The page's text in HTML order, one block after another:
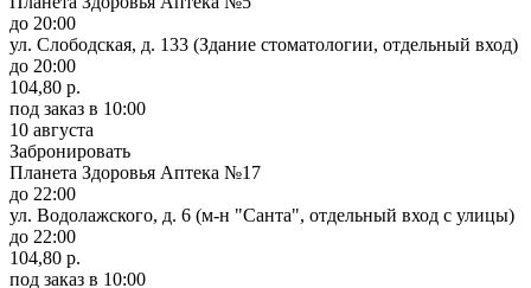
до 20:00
ул. Слободская, д. 133 (Здание стоматологии, отдельный вход)
до 20:00
104,80 р.
под заказ в 10:00
10 августа
Забронировать
Планета Здоровья Аптека №17
до 22:00
ул. Водолажского, д. 6 (м-н "Санта", отдельный вход с улицы)
до 22:00
104,80 р.
под заказ в 10:00